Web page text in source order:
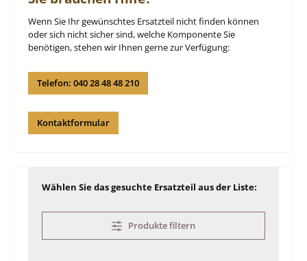
Wenn Sie Ihr gewünschtes Ersatzteil nicht finden können
oder sich nicht sicher sind, welche Komponente Sie
benötigen, stehen wir Ihnen gerne zur Verfügung:
Telefon: 040 28 48 48 210
Kontaktformular
Wählen Sie das gesuchte Ersatzteil aus der Liste:
Produkte filtern